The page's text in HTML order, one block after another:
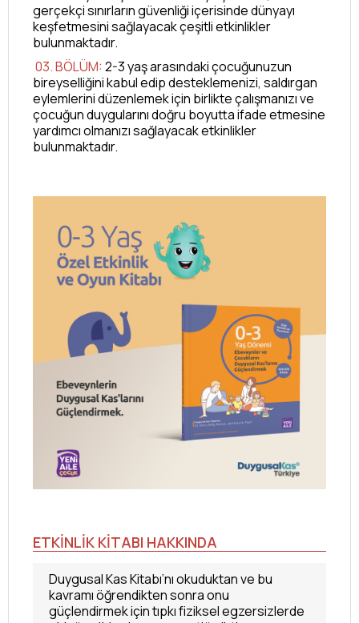
gerçekçi sınırların güvenliği içerisinde dünyayı
keşfetmesini sağlayacak çeşitli etkinlikler
bulunmaktadır.
03. BÖLÜM:2-3 yaş arasındaki çocuğunuzun
bireyselliğini kabul edip desteklemenizi, saldırgan
eylemlerini düzenlemek için birlikte çalışmanızı ve
çocuğun duygularını doğru boyutta ifade etmesine
yardımcı olmanızı sağlayacak etkinlikler
bulunmaktadır.
ETKİNLİK KİTABI HAKKINDA
Duygusal Kas Kitabı’nı okuduktan ve bu
kavramı öğrendikten sonra onu
güçlendirmek için tıpkı fiziksel egzersizlerde